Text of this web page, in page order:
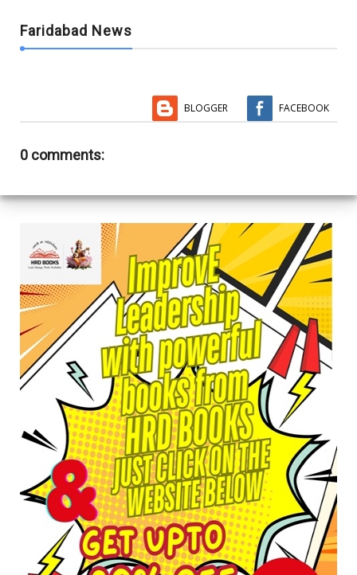
Faridabad News
BLOGGER FACEBOOK
0 comments: